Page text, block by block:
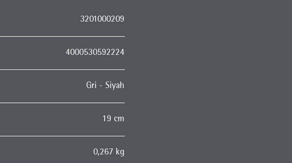
3201000209
4000530592224
Gri - Siyah
19 cm
0,267 kg